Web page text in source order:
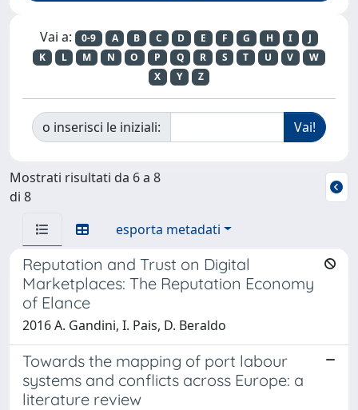
Vai a: 0-9 A B C D E F G H I
J
K
L M N O P Q R S T U V
W
X
Y Z
o inserisci le iniziali:
Mostrati risultati da 6 a 8
di 8
esporta metadati
Reputation and Trust on Digital
Marketplaces: The Reputation Economy
of Elance
2016 A. Gandini, I. Pais, D. Beraldo
Towards the mapping of port labour
systems and conflicts across Europe: a
literature review